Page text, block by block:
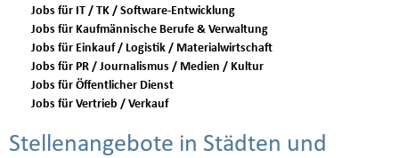
Jobs für IT / TK / Software-Entwicklung
Jobs für Kaufmännische Berufe & Verwaltung
Jobs für Einkauf / Logistik / Materialwirtschaft
Jobs für PR / Journalismus / Medien / Kultur
Jobs für Öffentlicher Dienst
Jobs für Vertrieb / Verkauf
Stellenangebote in Städten und